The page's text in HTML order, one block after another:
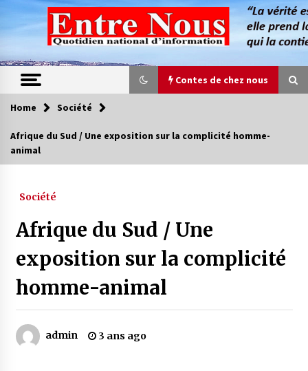
content
Contes de chez nous
Contes de chez nous
Magie de sorcier
4 ans ago
Oum el Gaïla / L’ogresse du M’zab
4 ans ago
Home Société
Afrique du Sud / Une exposition sur la complicité homme-
animal
Société
Afrique du Sud / Une
exposition sur la complicité
homme-animal
admin 3 ans ago